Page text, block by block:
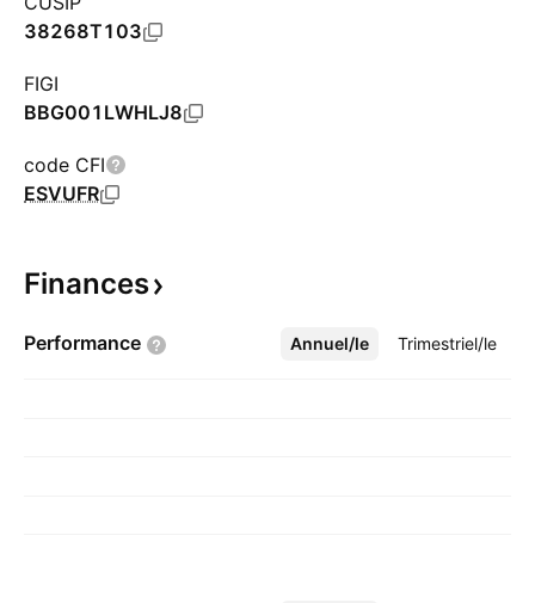
38268T103
FIGI
BBG001LWHLJ8
code CFI
ESVUFR
Finances
Performance Annuel/le Trimestriel/le
Plus